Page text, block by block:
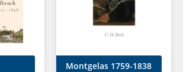
Montgelas 1759-1838